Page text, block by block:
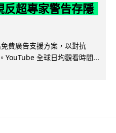
反超專家警告存隱
費廣告支援方案，以對抗
YouTube 全球日均觀看時間...